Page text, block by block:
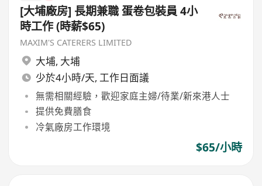
[大埔廠房] 長期兼職 蛋卷包裝員 4小
時工作 (時薪$65)
MAXIM'S CATERERS LIMITED
大埔, 大埔
少於4小時/天, 工作日面議
無需相關經驗，歡迎家庭主婦/待業/新來港人士
提供免費膳食
冷氣廠房工作環境
$65/小時